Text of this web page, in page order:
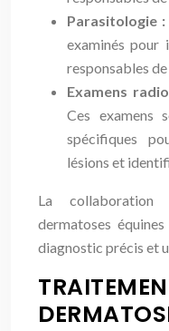
Parasitologie :
examinés pour
responsables
Examens
Ces examens
spécifiques
lésions et
La collaboration
dermatoses
diagnostic précis et